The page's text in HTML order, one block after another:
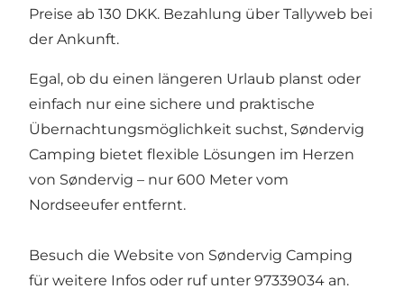
Preise ab 130 DKK. Bezahlung über Tallyweb bei
der Ankunft.
Egal, ob du einen längeren Urlaub planst oder
einfach nur eine sichere und praktische
Übernachtungsmöglichkeit suchst, Søndervig
Camping bietet flexible Lösungen im Herzen
von Søndervig – nur 600 Meter vom
Nordseeufer entfernt.
Besuch die Website von Søndervig Camping
für weitere Infos oder ruf unter 97339034 an.